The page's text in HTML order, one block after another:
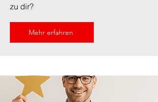
zu dir?
Mehr erfahren